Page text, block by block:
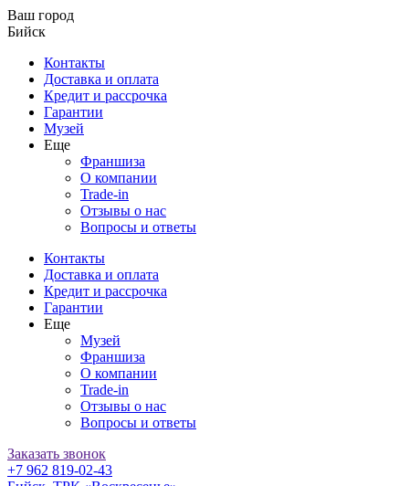
Ваш город
Бийск
Контакты
Доставка и оплата
Кредит и рассрочка
Гарантии
Музей
Еще
Франшиза
О компании
Trade-in
Отзывы о нас
Вопросы и ответы
Контакты
Доставка и оплата
Кредит и рассрочка
Гарантии
Еще
Музей
Франшиза
О компании
Trade-in
Отзывы о нас
Вопросы и ответы
Заказать звонок
+7 962 819-02-43